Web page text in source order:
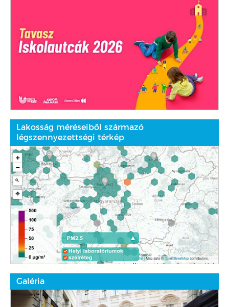
Lakosság méréseiből származó
légszennyezettségi térkép
Galéria